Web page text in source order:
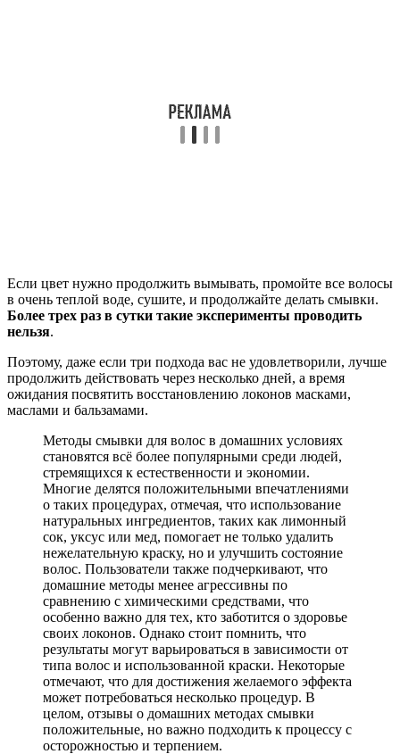
Если цвет нужно продолжить вымывать, промойте все волосы
в очень теплой воде, сушите, и продолжайте делать смывки.
Более трех раз в сутки такие эксперименты проводить
нельзя.
Поэтому, даже если три подхода вас не удовлетворили, лучше
продолжить действовать через несколько дней, а время
ожидания посвятить восстановлению локонов масками,
маслами и бальзамами.
Методы смывки для волос в домашних условиях
становятся всё более популярными среди людей,
стремящихся к естественности и экономии.
Многие делятся положительными впечатлениями
о таких процедурах, отмечая, что использование
натуральных ингредиентов, таких как лимонный
сок, уксус или мед, помогает не только удалить
нежелательную краску, но и улучшить состояние
волос. Пользователи также подчеркивают, что
домашние методы менее агрессивны по
сравнению с химическими средствами, что
особенно важно для тех, кто заботится о здоровье
своих локонов. Однако стоит помнить, что
результаты могут варьироваться в зависимости от
типа волос и использованной краски. Некоторые
отмечают, что для достижения желаемого эффекта
может потребоваться несколько процедур. В
целом, отзывы о домашних методах смывки
положительные, но важно подходить к процессу с
осторожностью и терпением.